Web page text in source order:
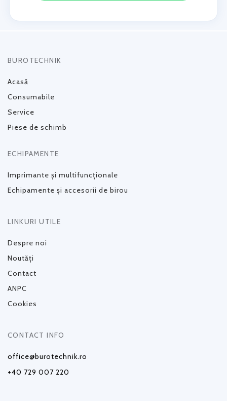
BUROTECHNIK
Acasă
Consumabile
Service
Piese de schimb
ECHIPAMENTE
Imprimante și multifuncționale
Echipamente și accesorii de birou
LINKURI UTILE
Despre noi
Noutăți
Contact
ANPC
Cookies
CONTACT INFO
office@burotechnik.ro
+40 729 007 220